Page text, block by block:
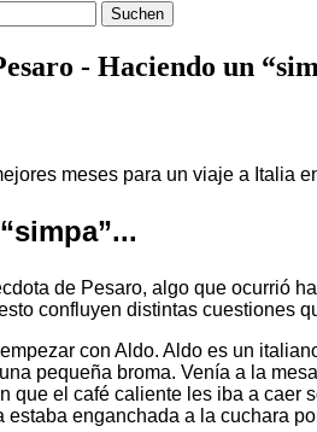
- Haciendo un
meses para un viaje a Italia
de Pesaro, algo que ocurrió
confluyen distintas cuestiones
con Aldo. Aldo es un
pequeña broma. Venía a la
que el café caliente les iba a caer
estaba enganchada a la cuchara